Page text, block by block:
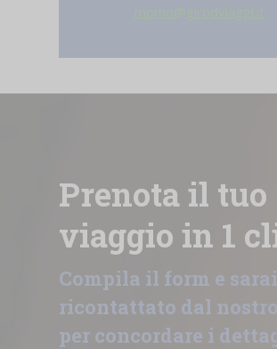
Prenota il tuo
viaggio in 1
Compila il form e sarai
ricontattato dal
per concordare i